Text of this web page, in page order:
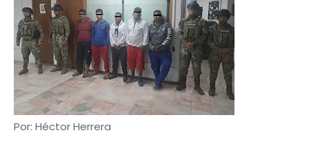
Por: Héctor Herrera